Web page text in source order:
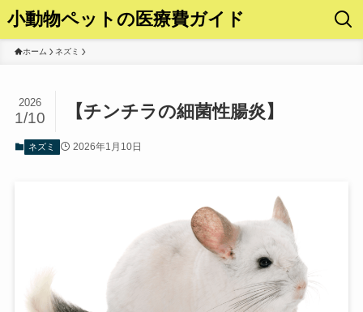
小動物ペットの医療費ガイド
ホーム ネズミ
【チンチラの細菌性腸炎】
2026
1/10
ネズミ 2026年1月10日